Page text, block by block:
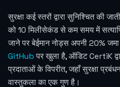
सुरक्षा कई स्तरों द्वारा सुनिश्चित की
को 10 मिलीसेकंड से कम समय में
जाने पर बेईमान नोड्स अपनी 20%
GitHubपर खुला है, ऑडिट CertiK
प्रदाताओं के विपरीत, जहाँ सुरक्षा
वास्तुकला का एक गुण है।